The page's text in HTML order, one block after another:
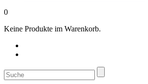
0
Keine Produkte im Warenkorb.
Suche
nach: